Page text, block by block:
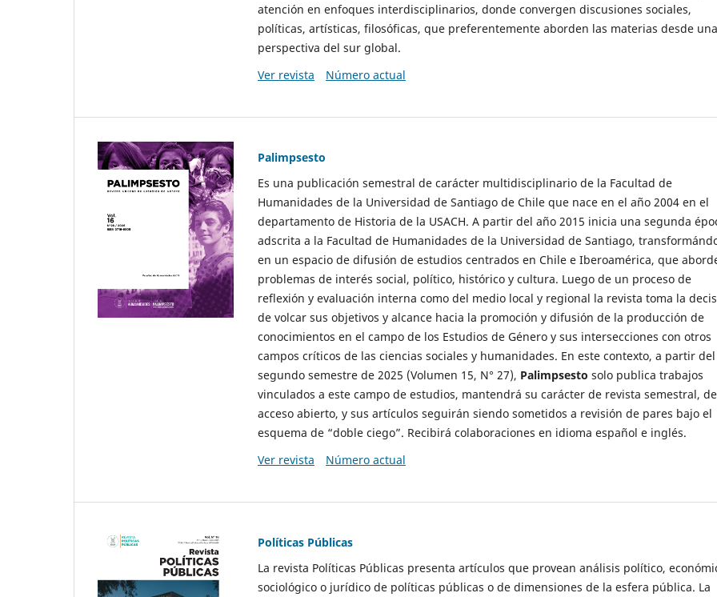
atención en enfoques interdisciplinarios, donde convergen discusiones sociales,
políticas, artísticas, filosóficas, que preferentemente aborden las materias desde una
perspectiva del sur global.
Ver revista
Número actual
Palimpsesto
Es una publicación semestral de carácter multidisciplinario de la Facultad de
Humanidades de la Universidad de Santiago de Chile que nace en el año 2004 en el
departamento de Historia de la USACH. A partir del año 2015 inicia una segunda
adscrita a la Facultad de Humanidades de la Universidad de Santiago,
en un espacio de difusión de estudios centrados en Chile e Iberoamérica, que
problemas de interés social, político, histórico y cultura. Luego de un proceso de
reflexión y evaluación interna como del medio local y regional la revista toma la
de volcar sus objetivos y alcance hacia la promoción y difusión de la producción de
conocimientos en el campo de los Estudios de Género y sus intersecciones con otros
campos críticos de las ciencias sociales y humanidades. En este contexto, a partir del
segundo semestre de 2025 (Volumen 15, N° 27), Palimpsesto solo publica trabajos
vinculados a este campo de estudios, mantendrá su carácter de revista semestral, de
acceso abierto, y sus artículos seguirán siendo sometidos a revisión de pares bajo el
esquema de “doble ciego”. Recibirá colaboraciones en idioma español e inglés.
Ver revista
Número actual
Políticas Públicas
La revista Políticas Públicas presenta artículos que provean análisis político,
sociológico o jurídico de políticas públicas o de dimensiones de la esfera pública. La